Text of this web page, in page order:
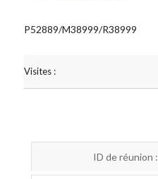
P52889/M38999/R38999
Visites :
ID de réunion :